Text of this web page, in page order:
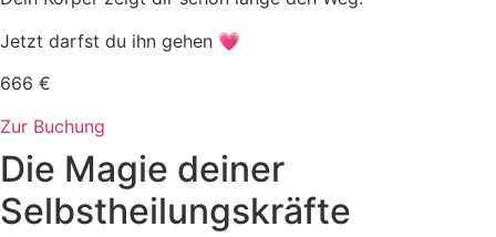
Jetzt darfst du ihn gehen 💗
666 €
Zur Buchung
Die Magie deiner
Selbstheilungskräfte